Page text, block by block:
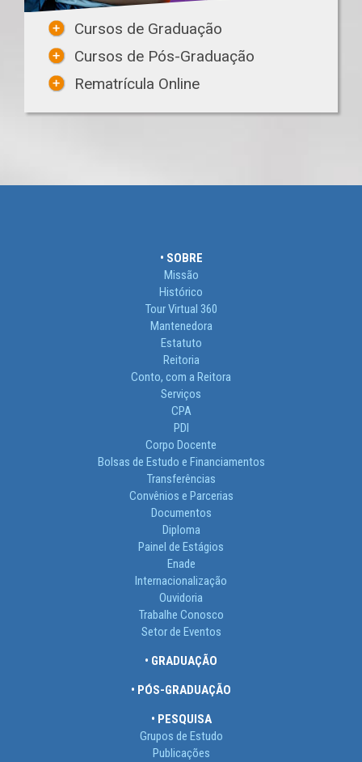
Cursos de Graduação
Cursos de Pós-Graduação
Rematrícula Online
• SOBRE
Missão
Histórico
Tour Virtual 360
Mantenedora
Estatuto
Reitoria
Conto, com a Reitora
Serviços
CPA
PDI
Corpo Docente
Bolsas de Estudo e Financiamentos
Transferências
Convênios e Parcerias
Documentos
Diploma
Painel de Estágios
Enade
Internacionalização
Ouvidoria
Trabalhe Conosco
Setor de Eventos
• GRADUAÇÃO
• PÓS-GRADUAÇÃO
• PESQUISA
Grupos de Estudo
Publicações